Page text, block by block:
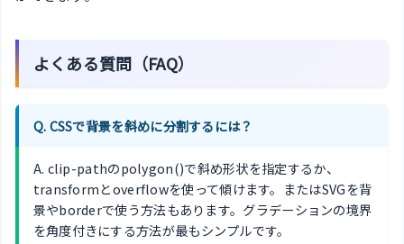
よくある質問（FAQ）
Q. CSSで背景を斜めに分割するには？
A. clip-pathのpolygon()で斜め形状を指定するか、
transformとoverflowを使って傾けます。またはSVGを背
景やborderで使う方法もあります。グラデーションの境界
を角度付きにする方法が最もシンプルです。